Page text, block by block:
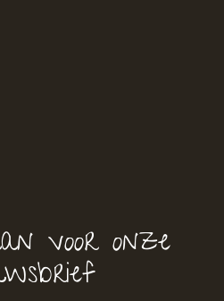
voor onze